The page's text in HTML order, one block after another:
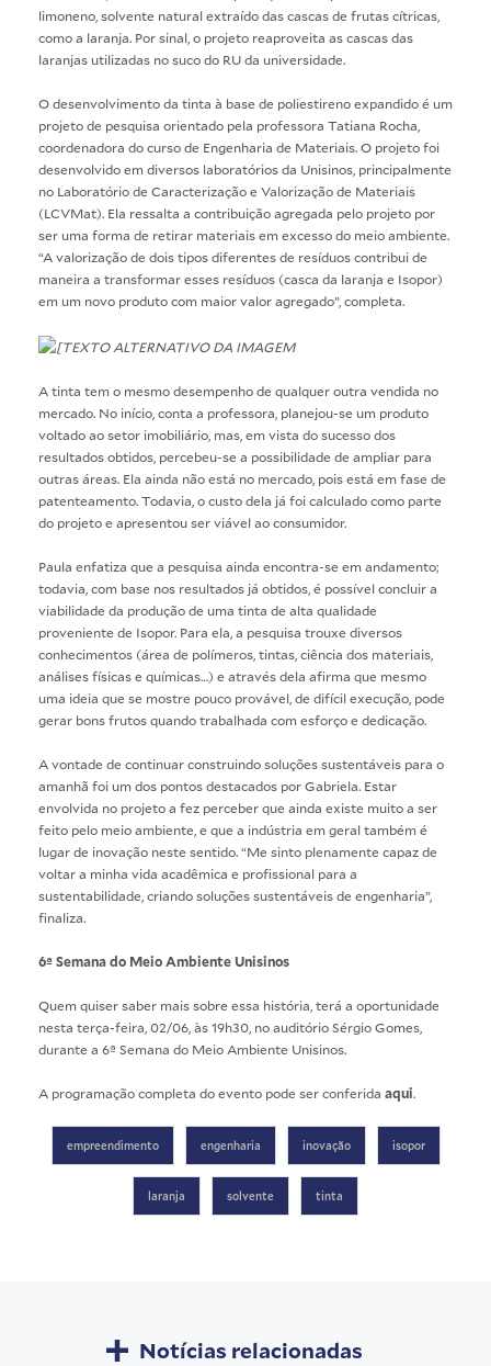
limoneno, solvente natural extraído das cascas de frutas cítricas,
como a laranja. Por sinal, o projeto reaproveita as cascas das
laranjas utilizadas no suco do RU da universidade.
O desenvolvimento da tinta à base de poliestireno expandido é um
projeto de pesquisa orientado pela professora Tatiana Rocha,
coordenadora do curso de Engenharia de Materiais. O projeto foi
desenvolvido em diversos laboratórios da Unisinos, principalmente
no Laboratório de Caracterização e Valorização de Materiais
(LCVMat). Ela ressalta a contribuição agregada pelo projeto por
ser uma forma de retirar materiais em excesso do meio ambiente.
“A valorização de dois tipos diferentes de resíduos contribui de
maneira a transformar esses resíduos (casca da laranja e Isopor)
em um novo produto com maior valor agregado”, completa.
A tinta tem o mesmo desempenho de qualquer outra vendida no
mercado. No início, conta a professora, planejou-se um produto
voltado ao setor imobiliário, mas, em vista do sucesso dos
resultados obtidos, percebeu-se a possibilidade de ampliar para
outras áreas. Ela ainda não está no mercado, pois está em fase de
patenteamento. Todavia, o custo dela já foi calculado como parte
do projeto e apresentou ser viável ao consumidor.
Paula enfatiza que a pesquisa ainda encontra-se em andamento;
todavia, com base nos resultados já obtidos, é possível concluir a
viabilidade da produção de uma tinta de alta qualidade
proveniente de Isopor. Para ela, a pesquisa trouxe diversos
conhecimentos (área de polímeros, tintas, ciência dos materiais,
análises físicas e químicas…) e através dela afirma que mesmo
uma ideia que se mostre pouco provável, de difícil execução, pode
gerar bons frutos quando trabalhada com esforço e dedicação.
A vontade de continuar construindo soluções sustentáveis para o
amanhã foi um dos pontos destacados por Gabriela. Estar
envolvida no projeto a fez perceber que ainda existe muito a ser
feito pelo meio ambiente, e que a indústria em geral também é
lugar de inovação neste sentido. “Me sinto plenamente capaz de
voltar a minha vida acadêmica e profissional para a
sustentabilidade, criando soluções sustentáveis de engenharia”,
finaliza.
6ª Semana do Meio Ambiente Unisinos
Quem quiser saber mais sobre essa história, terá a oportunidade
nesta terça-feira, 02/06, às 19h30, no auditório Sérgio Gomes,
durante a 6ª Semana do Meio Ambiente Unisinos.
A programação completa do evento pode ser conferida aqui.
empreendimento engenharia inovação isopor
laranja solvente tinta
Notícias relacionadas